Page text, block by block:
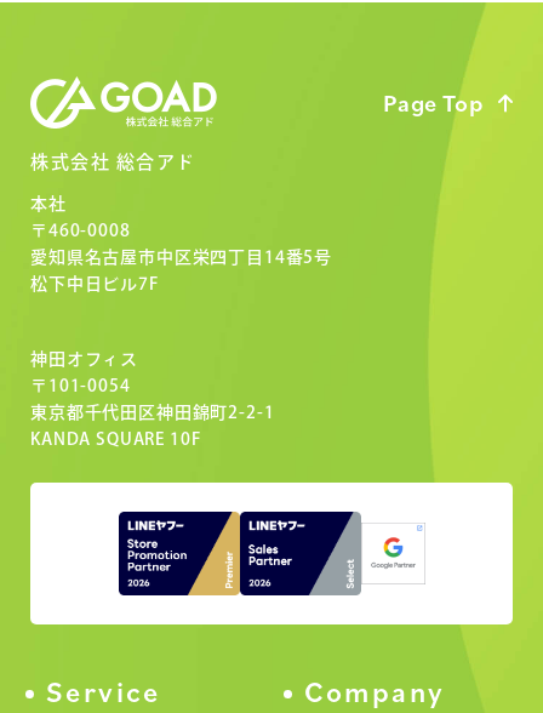
株式会社 総合アド
本社
〒460-0008
愛知県名古屋市中区栄四丁目14番5号
松下中日ビル7F
神田オフィス
〒101-0054
東京都千代田区神田錦町2-2-1
KANDA SQUARE 10F
Page Top
Service Company